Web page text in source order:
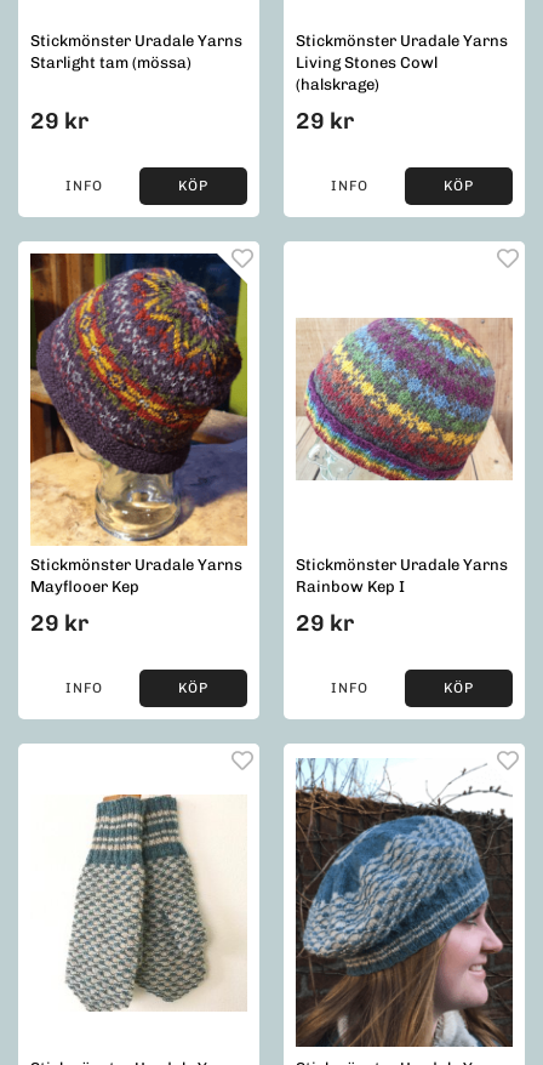
Stickmönster Uradale Yarns
Starlight tam (mössa)
29 kr
INFO KÖP
Stickmönster Uradale Yarns
Living Stones Cowl
(halskrage)
29 kr
INFO KÖP
Stickmönster Uradale Yarns
Mayflooer Kep
29 kr
INFO KÖP
Stickmönster Uradale Yarns
Rainbow Kep I
29 kr
INFO KÖP